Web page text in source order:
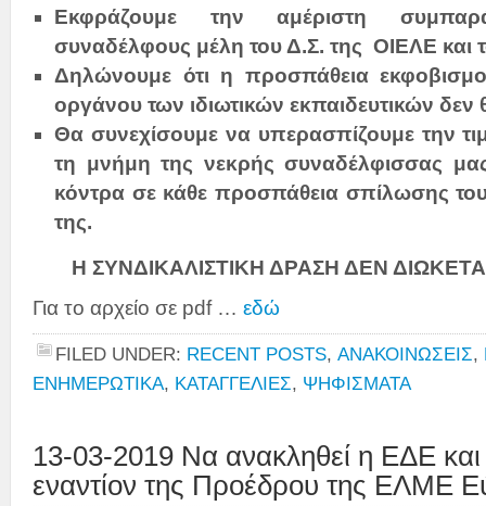
Εκφράζουμε την αμέριστη
συναδέλφους μέλη του Δ.Σ. της ΟΙΕΛΕ και
Δηλώνουμε ότι η προσπάθεια
οργάνου των ιδιωτικών εκπαιδευτικών δεν
Θα συνεχίσουμε να υπερασπίζουμε την
τη μνήμη της νεκρής συναδέλφισσας
κόντρα σε κάθε προσπάθεια σπίλωσης
της.
Η ΣΥΝΔΙΚΑΛΙΣΤΙΚΗ ΔΡΑΣΗ ΔΕΝ
Για το αρχείο σε pdf … εδώ
FILED UNDER: RECENT POSTS, ΑΝΑΚΟΙΝΩΣΕΙΣ,
ΕΝΗΜΕΡΩΤΙΚΑ, ΚΑΤΑΓΓΕΛΙΕΣ, ΨΗΦΙΣΜΑΤΑ
13-03-2019 Να ανακληθεί η ΕΔΕ
εναντίον της Προέδρου της ΕΛΜΕ